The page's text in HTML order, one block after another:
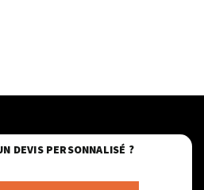
DEVIS PERSONNALISÉ ?